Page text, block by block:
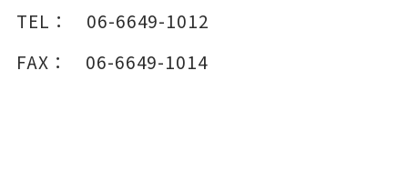
TEL：
06-6649-1012
FAX：
06-6649-1014